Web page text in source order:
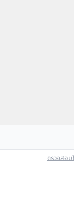
ตรวจสอ